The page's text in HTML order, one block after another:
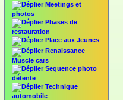
Meetings et
photos
Phases de
restauration
Place aux Jeunes
Renaissance
Muscle cars
Sequence photo
détente
Technique
automobile